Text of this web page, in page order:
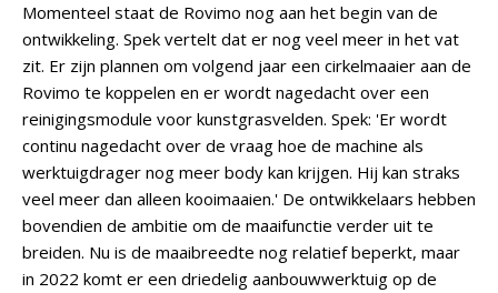
Momenteel staat de Rovimo nog aan het begin van de
ontwikkeling. Spek vertelt dat er nog veel meer in het vat
zit. Er zijn plannen om volgend jaar een cirkelmaaier aan de
Rovimo te koppelen en er wordt nagedacht over een
reinigingsmodule voor kunstgrasvelden. Spek: 'Er wordt
continu nagedacht over de vraag hoe de machine als
werktuigdrager nog meer body kan krijgen. Hij kan straks
veel meer dan alleen kooimaaien.' De ontwikkelaars hebben
bovendien de ambitie om de maaifunctie verder uit te
breiden. Nu is de maaibreedte nog relatief beperkt, maar
in 2022 komt er een driedelig aanbouwwerktuig op de